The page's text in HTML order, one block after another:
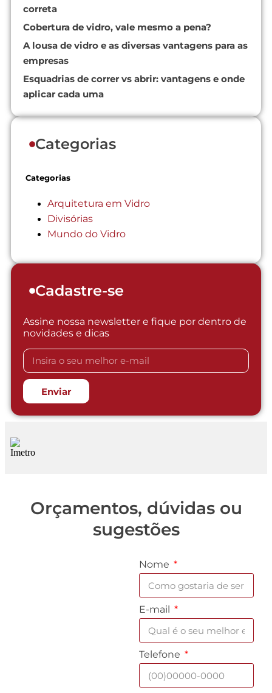
correta
Cobertura de vidro, vale mesmo a pena?
A lousa de vidro e as diversas vantagens para as
empresas
Esquadrias de correr vs abrir: vantagens e onde
aplicar cada uma
Categorias
Categorias
Arquitetura em Vidro
Divisórias
Mundo do Vidro
Cadastre-se
Assine nossa newsletter e fique por dentro de
novidades e dicas
Enviar
Orçamentos, dúvidas ou
sugestões
Nome
E-mail
Telefone